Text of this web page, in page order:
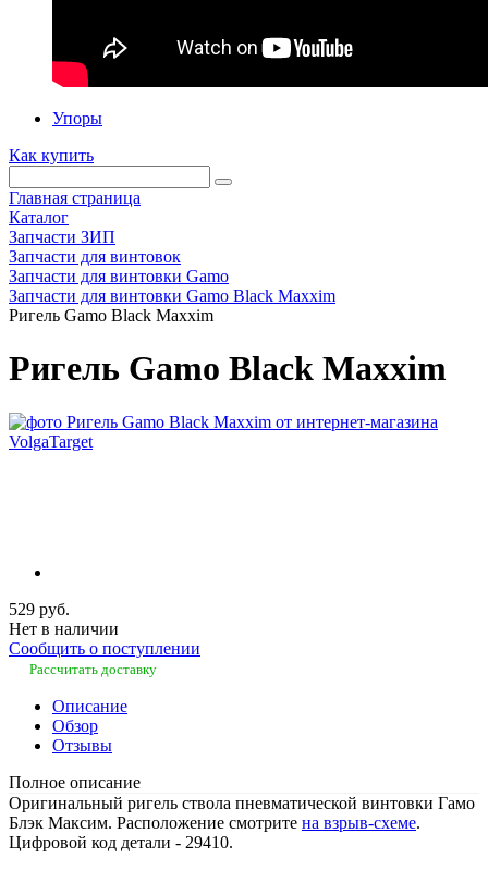
Упоры
Как купить
Главная страница
Каталог
Запчасти ЗИП
Запчасти для винтовок
Запчасти для винтовки Gamo
Запчасти для винтовки Gamo Black Maxxim
Ригель Gamo Black Maxxim
Ригель Gamo Black Maxxim
529 руб.
Нет в наличии
Сообщить о поступлении
Рассчитать доставку
Описание
Обзор
Отзывы
Полное описание
Оригинальный ригель ствола пневматической винтовки Гамо
Блэк Максим. Расположение смотрите на взрыв-схеме.
Цифровой код детали - 29410.